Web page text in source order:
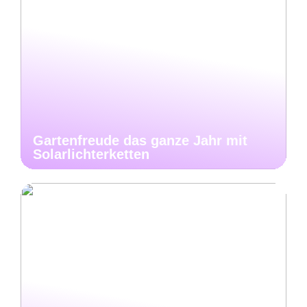
Gartenfreude das ganze Jahr mit
Solarlichterketten